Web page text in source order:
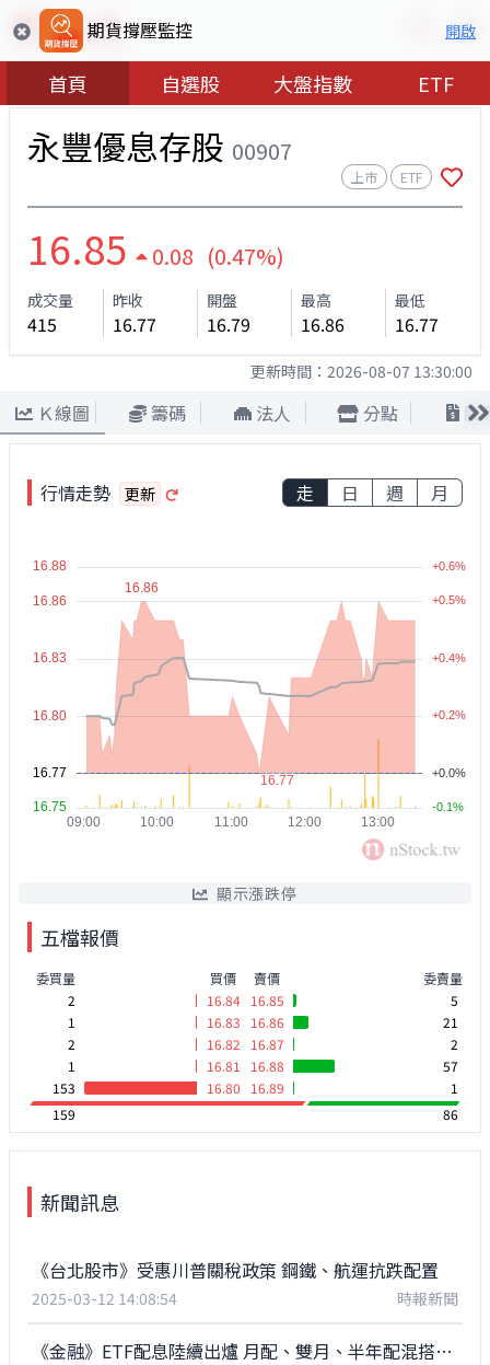
期貨撐壓監控 開啟
首頁 自選股 大盤指數 ETF
永豐優息存股 00907
上市 ETF
16.85 0.08 (0.47%)
成交量
415
昨收
16.77
開盤
16.79
最高
16.86
最低
16.77
更新時間： 2026-08-07 13:30:00
Ｋ線圖 籌碼 法人 分點 股
行情走勢 更新 走 日 週 月
顯示漲跌停
五檔報價
委買量
買價
2
16.84
1
16.83
2
16.82
1
16.81
153
16.80
賣價
委賣量
16.85
5
16.86
21
16.87
2
16.88
57
16.89
1
159
86
新聞訊息
《台北股市》受惠川普關稅政策 鋼鐵、航運抗跌配置
2025-03-12 14:08:54 時報新聞
《金融》ETF配息陸續出爐 月配、雙月、半年配混搭布局